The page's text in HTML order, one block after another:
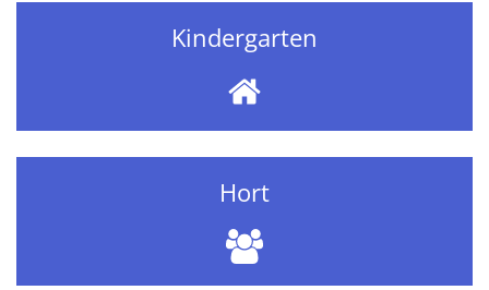
Kindergarten
Hort